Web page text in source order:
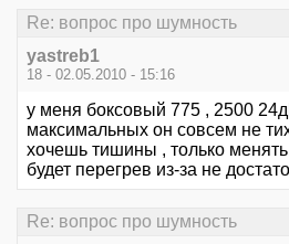
Re: вопрос про шумность
yastreb1
18 - 02.05.2010 - 15:16
у меня боксовый 775 , 2500
максимальных он совсем не
хочешь тишины , только
будет перегрев из-за не
Re: вопрос про шумность